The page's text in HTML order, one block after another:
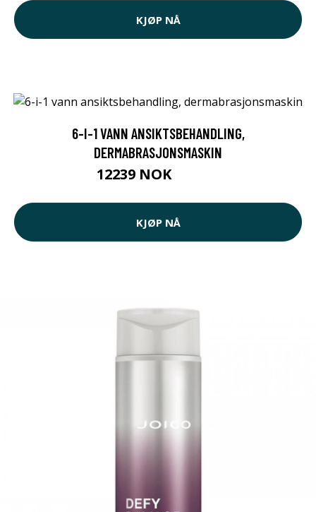
KJØP NÅ
6-I-1 VANN ANSIKTSBEHANDLING,
DERMABRASJONSMASKIN
12239 NOK
KJØP NÅ